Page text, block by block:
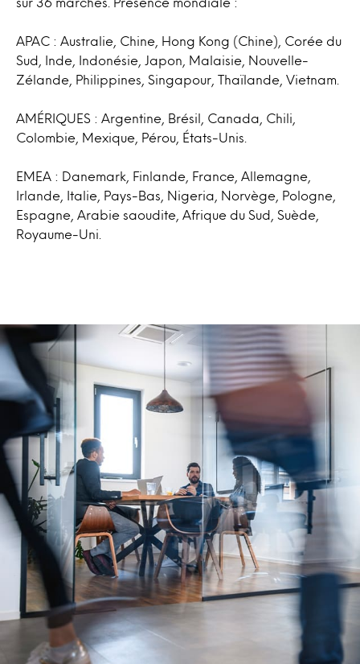
sur 36 marchés. Présence mondiale :
APAC : Australie, Chine, Hong Kong (Chine), Corée du
Sud, Inde, Indonésie, Japon, Malaisie, Nouvelle-
Zélande, Philippines, Singapour, Thaïlande, Vietnam.
AMÉRIQUES : Argentine, Brésil, Canada, Chili,
Colombie, Mexique, Pérou, États-Unis.
EMEA : Danemark, Finlande, France, Allemagne,
Irlande, Italie, Pays-Bas, Nigeria, Norvège, Pologne,
Espagne, Arabie saoudite, Afrique du Sud, Suède,
Royaume-Uni.